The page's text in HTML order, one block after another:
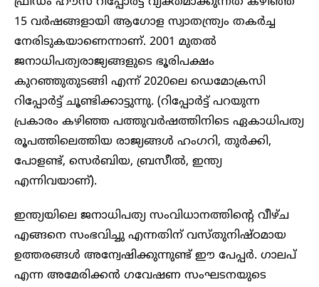
15 വർഷങ്ങളായി ആഗോള സ്വാതന്ത്ര്യം തകർച്ച
നേരിടുകയാണെന്നാണ്. 2001 മുതൽ
ജനാധിപത്യരാജ്യങ്ങളുടെ ഭൂരിപക്ഷം
കുറഞ്ഞുതുടങ്ങി എന്ന് 2020ലെ ഡെമോക്രസി
റിപ്പോർട്ട് ചൂണ്ടിക്കാട്ടുന്നു. (റിപ്പോർട്ട് പറയുന്ന
പ്രകാരം കഴിഞ്ഞ പത്തുവർഷത്തിനിടെ ഏകാധിപത്യ
രൂപത്തിലെത്തിയ രാജ്യങ്ങൾ ഹംഗറി, തുർക്കി,
പോളണ്ട്, സെർബിയ, ബ്രസീൽ, ഇന്ത്യ
എന്നിവയാണ്).
ഇന്ത്യയിലെ ജനാധിപത്യ സംവിധാനത്തിന്റെ വീഴ്ച
എങ്ങനെ സംഭവിച്ചു എന്നതിന് വസ്തുനിഷ്ഠമായ
ഉത്തരങ്ങൾ അന്വേഷിക്കുന്നുണ്ട് ഈ പേപ്പർ. ഗാലപ്
എന്ന അമേരിക്കൻ ഗവേഷണ സംഘടനയുടെ